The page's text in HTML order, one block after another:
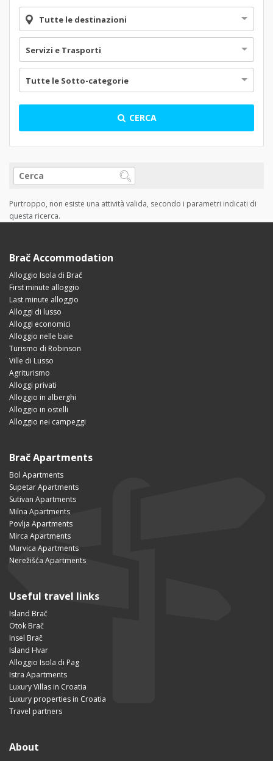
Tutte le destinazioni
Servizi e Trasporti
Tutte le Sotto-categorie
CERCA
Purtroppo, non esiste una attività valida, secondo i parametri indicati di
questa ricerca.
Brač Accommodation
Alloggio Isola di Brač
First minute alloggio
Last minute alloggio
Alloggi di lusso
Alloggi economici
Alloggio nelle baie
Turismo di Robinson
Ville di Lusso
Agriturismo
Alloggi privati
Alloggio in alberghi
Alloggio in ostelli
Alloggio nei campeggi
Brač Apartments
Bol Apartments
Supetar Apartments
Sutivan Apartments
Milna Apartments
Povlja Apartments
Mirca Apartments
Murvica Apartments
Nerežišća Apartments
Useful travel links
Island Brač
Otok Brač
Insel Brač
Island Hvar
Alloggio Isola di Pag
Istra Apartments
Luxury Villas in Croatia
Luxury properties in Croatia
Travel partners
About